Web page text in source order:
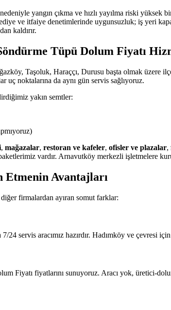
yangın çıkma ve hızlı yayılma riski yüksek
ve itfaiye denetimlerinde uygunsuzluk; iş yeri
kaldırır.
Tüpü Dolum Fiyatı
Taşoluk, Haraççı, Durusu başta olmak üzere
uç noktalarına da aynı gün servis sağlıyoruz.
yakın semtler:
, mağazalar, restoran ve kafeler, ofisler ve plazalar,
vardır. Arnavutköy merkezli işletmelere
Etmenin Avantajları
firmalardan ayıran somut farklar:
servis aracımız hazırdır. Hadımköy ve çevresi
Fiyatı fiyatlarını sunuyoruz. Aracı yok, üretici-